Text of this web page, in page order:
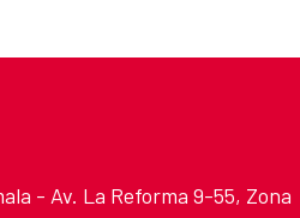
- Av. La Reforma 9-55, Zona